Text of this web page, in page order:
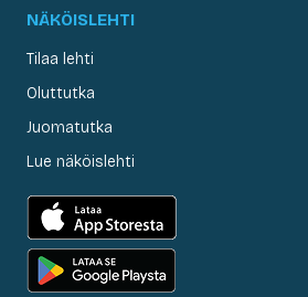
NÄKÖISLEHTI
Tilaa lehti
Oluttutka
Juomatutka
Lue näköislehti